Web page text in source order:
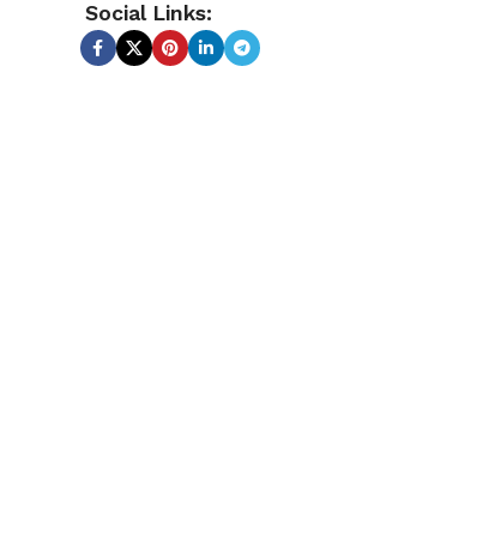
Social Links: